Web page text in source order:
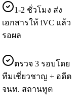
1-2 ชั่วโมง ส่ง
เอกสารให้ iVC แล้ว
รอผล
ตรวจ 3 รอบโดย
ทีมเชี่ยวชาญ + อดีต
จนท. สถานทูต